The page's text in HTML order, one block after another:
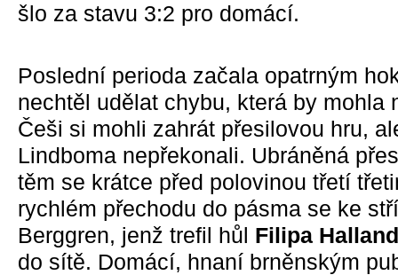
šlo za stavu 3:2 pro domácí.
Poslední perioda začala opatrným
nechtěl udělat chybu, která by mohla
Češi si mohli zahrát přesilovou hru,
Lindboma nepřekonali. Ubráněná
těm se krátce před polovinou třetí
rychlém přechodu do pásma se ke
Berggren, jenž trefil hůl Filipa
do sítě. Domácí, hnaní brněnským